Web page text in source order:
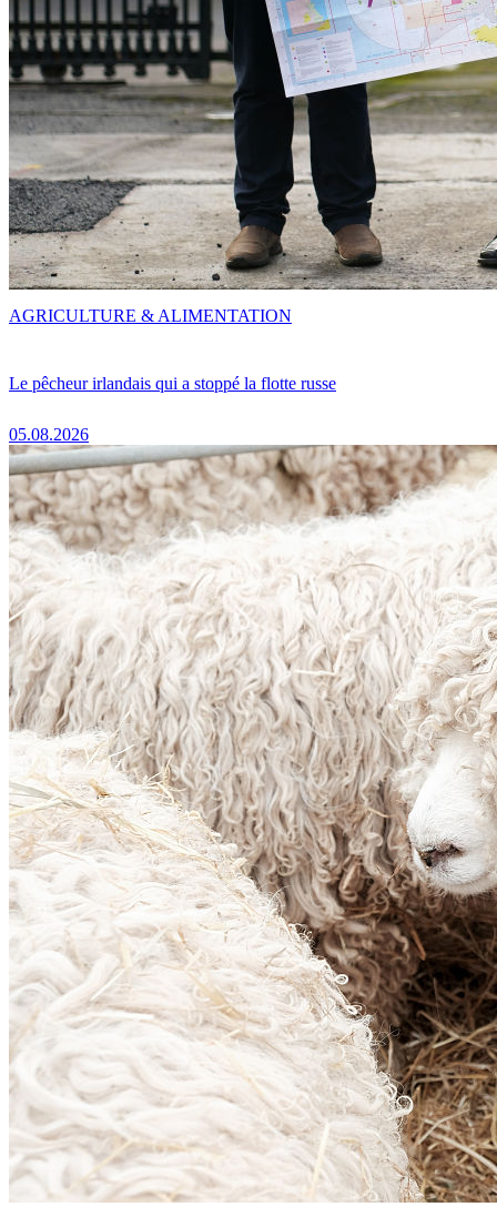
Le pêcheur irlandais qui a stoppé la flotte russe
05.08.2026
AGRICULTURE & ALIMENTATION